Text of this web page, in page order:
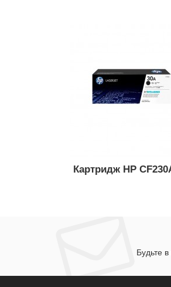
Картридж HP
Будьте